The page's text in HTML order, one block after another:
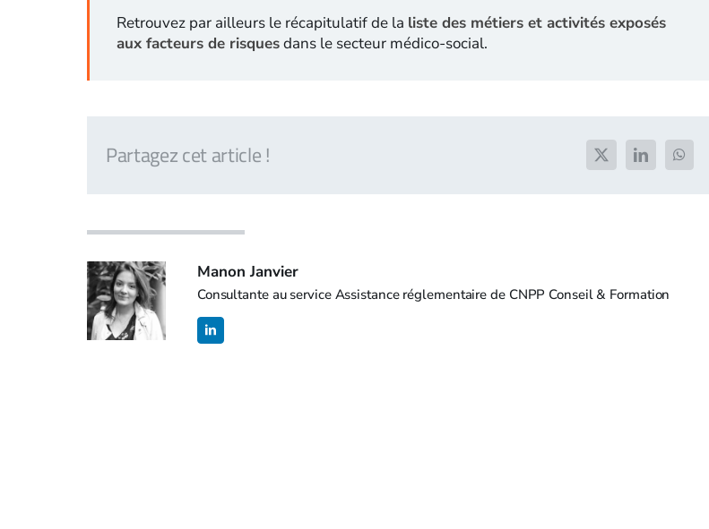
Retrouvez par ailleurs le récapitulatif de la liste des métiers et activités exposés
aux facteurs de risquesdans le secteur médico-social.
Partagez cet article !
Manon Janvier
Consultante au service Assistance réglementaire de CNPP Conseil & Formation